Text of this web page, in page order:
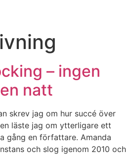
– ingen
natt
skrev jag om hur succé över
läste jag om ytterligare ett
gång en författare. Amanda
och slog igenom 2010 och